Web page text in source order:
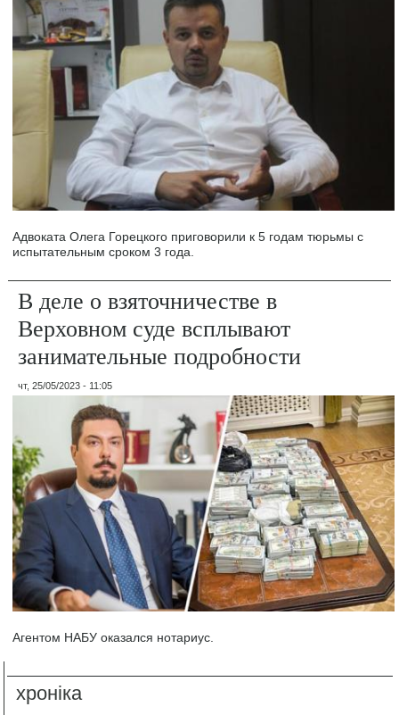
Адвоката Олега Горецкого приговорили к 5 годам тюрьмы с
испытательным сроком 3 года.
В деле о взяточничестве в
Верховном суде всплывают
занимательные подробности
чт, 25/05/2023 - 11:05
Агентом НАБУ оказался нотариус.
хроніка